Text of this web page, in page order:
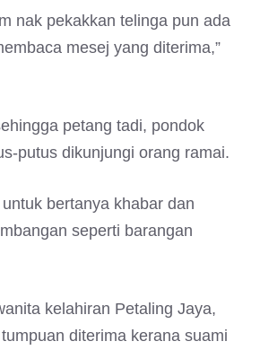
nak pekakkan telinga pun ada
mesej yang diterima,”
petang tadi, pondok
putus dikunjungi orang ramai.
bertanya khabar dan
seperti barangan
kelahiran Petaling Jaya,
diterima kerana suami